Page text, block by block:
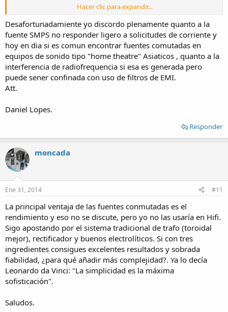
Las fuentes lineales sin regulación, aunque son más voluminosas,
pesadas y caras por el transformador y los electrolíticos, son
capaces de proporcionar la energía extra necesaria durante los
pasajes "fortísimos", sin más limitación que la propia capacidad de
almacenaje de los condensadores, por eso los fabricantes las siguen
incorporando pese a encarecer el equipo.
Saludos.
Hacer clic para expandir...
Desafortunadamiente yo discordo plenamente quanto a la
fuente SMPS no responder ligero a solicitudes de corriente y
hoy en dia si es comun encontrar fuentes comutadas en
equipos de sonido tipo "home theatre" Asiaticos , quanto a la
interferencia de radiofrequencia si esa es generada pero
puede sener confinada con uso de filtros de EMI.
Att.
Daniel Lopes.
Responder
moncada
Ene 31, 2014 #11
La principal ventaja de las fuentes conmutadas es el
rendimiento y eso no se discute, pero yo no las usaría en Hifi.
Sigo apostando por el sistema tradicional de trafo (toroidal
mejor), rectificador y buenos electrolíticos. Si con tres
ingredientes consigues excelentes resultados y sobrada
fiabilidad, ¿para qué añadir más complejidad?. Ya lo decía
Leonardo da Vinci: "La simplicidad es la máxima
sofisticación".
Saludos.